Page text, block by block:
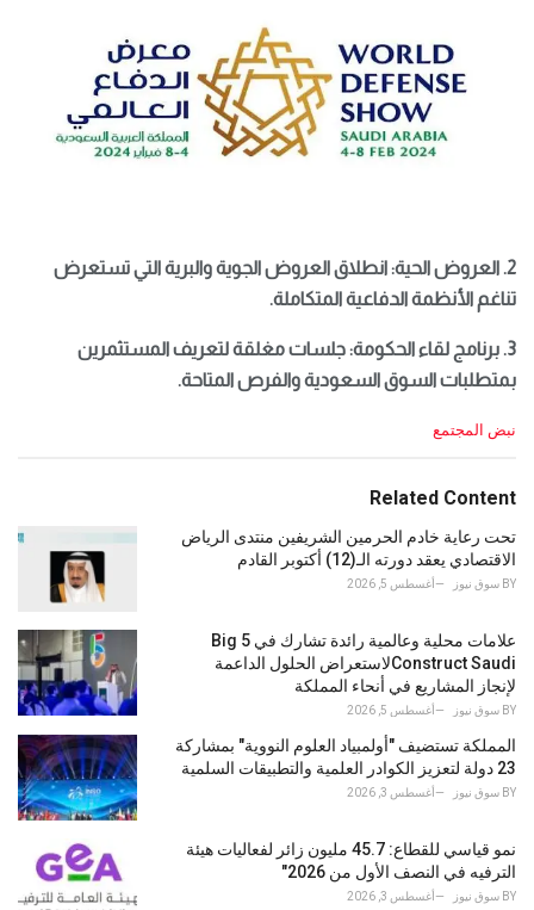
2. العروض الحية: انطلاق العروض الجوية والبرية التي تستعرض
تناغم الأنظمة الدفاعية المتكاملة.
3. برنامج لقاء الحكومة: جلسات مغلقة لتعريف المستثمرين
بمتطلبات السوق السعودية والفرص المتاحة.
C
e
o
r
i
:
نبض المجتمع
Related Content
تحت رعاية خادم الحرمين الشريفين منتدى الرياض
الاقتصادي يعقد دورته الـ(12) أكتوبر القادم
BY سوق نيوز أغسطس 5, 2026
علامات محلية وعالمية رائدة تشارك في Big 5
Construct Saudiلاستعراض الحلول الداعمة
لإنجاز المشاريع في أنحاء المملكة
BY سوق نيوز أغسطس 5, 2026
المملكة تستضيف "أولمبياد العلوم النووية" بمشاركة
23 دولة لتعزيز الكوادر العلمية والتطبيقات السلمية
BY سوق نيوز أغسطس 3, 2026
نمو قياسي للقطاع: 45.7 مليون زائر لفعاليات هيئة
الترفيه في النصف الأول من 2026"
BY سوق نيوز أغسطس 3, 2026